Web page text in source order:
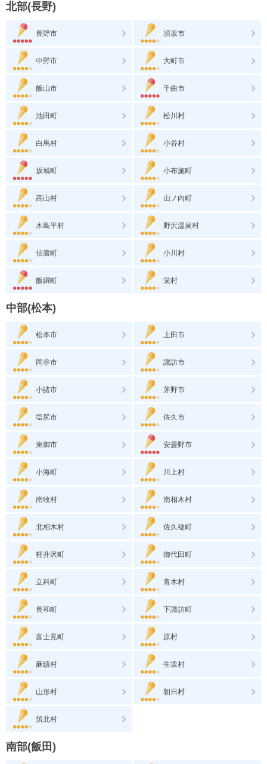
北部(長野)
長野市 須坂市
中野市 大町市
飯山市 千曲市
池田町 松川村
白馬村 小谷村
坂城町 小布施町
高山村 山ノ内町
木島平村 野沢温泉村
信濃町 小川村
飯綱町 栄村
中部(松本)
松本市 上田市
岡谷市 諏訪市
小諸市 茅野市
塩尻市 佐久市
東御市 安曇野市
小海町 川上村
南牧村 南相木村
北相木村 佐久穂町
軽井沢町 御代田町
立科町 青木村
長和町 下諏訪町
富士見町 原村
麻績村 生坂村
山形村 朝日村
筑北村
南部(飯田)